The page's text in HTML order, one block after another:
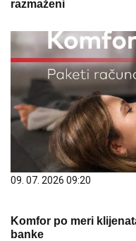
razmaženi
09. 07. 2026 09:20
Komfor po meri
banke